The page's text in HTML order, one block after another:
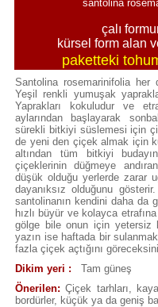
santolina
çalı
kürsel form alan
paketteki
Santolina rosemarinifolia
Yeşil renkli yumuşak
Yaprakları kokuludur ve
aylarından başlayarak
sürekli bitkiyi süslemesi için
de yeni den çiçek almak için
altından tüm bitkiyi
çiçeklerinin düğmeye
düşük olduğu yerlerde zarar
dayanıksız olduğunu
santolinanın kendini daha da
hızlı büyür ve kolayca
gölge bile onun için yetersiz
yazın ise haftada bir
fazla çiçek açtığını
Dikim yeri : Tam güneş
Önerilen: Çiçek tarhları,
bordürler, küçük ya da geniş